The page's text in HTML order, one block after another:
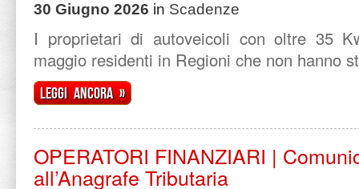
30 Giugno 2026 in Scadenze
I proprietari di autoveicoli con oltre 35
maggio residenti in Regioni che non hanno
Leggi ancora »
OPERATORI FINANZIARI |
all’Anagrafe Tributaria